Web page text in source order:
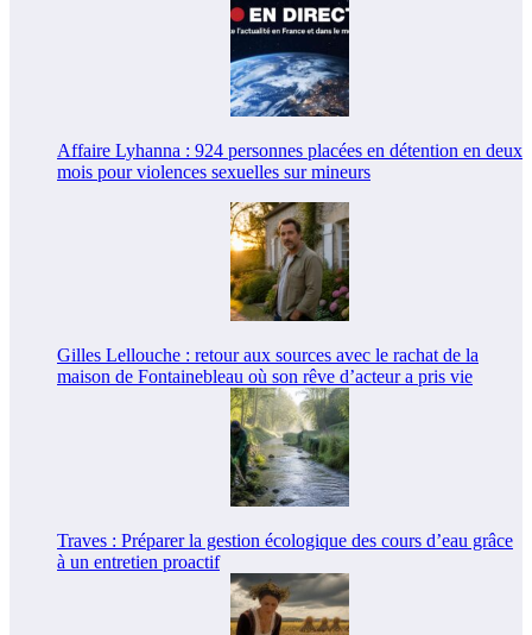
Affaire Lyhanna : 924 personnes placées en détention en deux
mois pour violences sexuelles sur mineurs
Gilles Lellouche : retour aux sources avec le rachat de la
maison de Fontainebleau où son rêve d’acteur a pris vie
Traves : Préparer la gestion écologique des cours d’eau grâce
à un entretien proactif